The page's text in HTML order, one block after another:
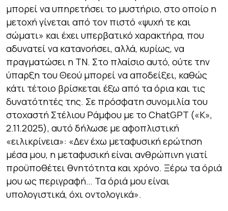
μπορεί να υπηρετήσει το μυστήριο, στο οποίο η
μετοχή γίνεται από τον πιστό «ψυχή τε και
σώματι» και έχει υπερβατικό χαρακτήρα, που
αδυνατεί να κατανοήσει, αλλά, κυρίως, να
πραγματώσει η ΤΝ. Στο πλαίσιο αυτό, ούτε την
ύπαρξη του Θεού μπορεί να αποδείξει, καθώς
κάτι τέτοιο βρίσκεται έξω από τα όρια και τις
δυνατότητές της. Σε πρόσφατη συνομιλία του
στοχαστή Στέλιου Ράμφου με το ChatGPT («Κ»,
2.11.2025), αυτό δήλωσε με αφοπλιστική
«ειλικρίνεια»: «Δεν έχω μεταφυσική ερώτηση
μέσα μου, η μεταφυσική είναι ανθρώπινη γιατί
προϋποθέτει θνητότητα και χρόνο. Ξέρω τα όριά
μου ως περιγραφή… Τα όριά μου είναι
υπολογιστικά, όχι οντολογικά».